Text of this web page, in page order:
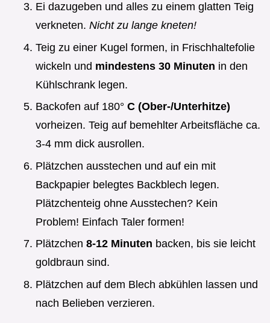
Ei dazugeben und alles zu einem glatten Teig
verkneten. Nicht zu lange kneten!
Teig zu einer Kugel formen, in Frischhaltefolie
wickeln und mindestens 30 Minuten in den
Kühlschrank legen.
Backofen auf 180° C (Ober-/Unterhitze)
vorheizen. Teig auf bemehlter Arbeitsfläche ca.
3-4 mm dick ausrollen.
Plätzchen ausstechen und auf ein mit
Backpapier belegtes Backblech legen.
Plätzchenteig ohne Ausstechen? Kein
Problem! Einfach Taler formen!
Plätzchen 8-12 Minuten backen, bis sie leicht
goldbraun sind.
Plätzchen auf dem Blech abkühlen lassen und
nach Belieben verzieren.